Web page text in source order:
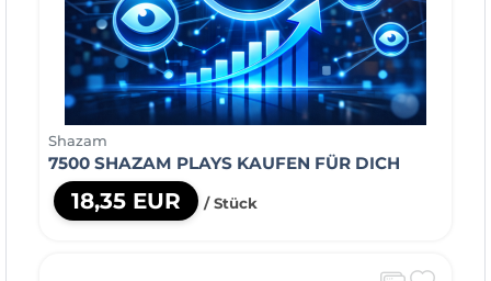
Shazam
7500 SHAZAM PLAYS KAUFEN FÜR DICH
18,35 EUR / Stück